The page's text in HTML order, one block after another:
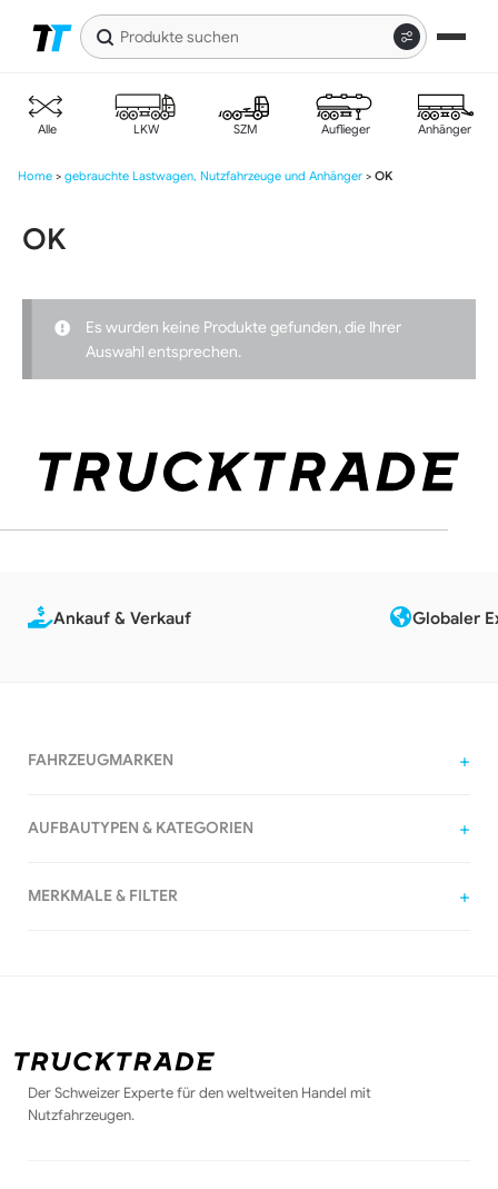
Zur
springen
Zum
springen
Produkte
suchen
Home> gebrauchte Lastwagen, Nutzfahrzeuge und Anhänger> OK
Alle LKW SZM Auflieger Anhänger
OK
Es wurden keine Produkte gefunden, die Ihrer
Auswahl entsprechen.
Ankauf & Verkauf Globaler
FAHRZEUGMARKEN
AUFBAUTYPEN & KATEGORIEN
MERKMALE & FILTER
Der Schweizer Experte für den weltweiten Handel mit
Nutzfahrzeugen.